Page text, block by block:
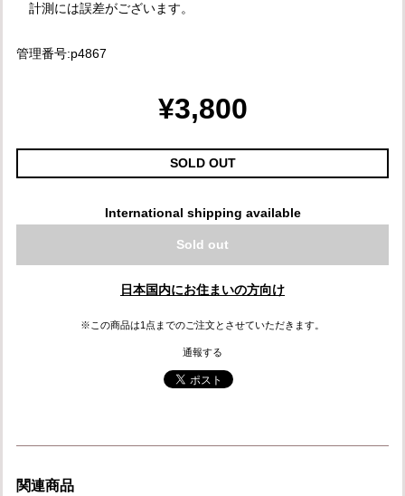
計測には誤差がございます。
管理番号:p4867
¥3,800
SOLD OUT
International shipping available
Sold out
日本国内にお住まいの方向け
※この商品は1点までのご注文とさせていただきます。
通報する
関連商品